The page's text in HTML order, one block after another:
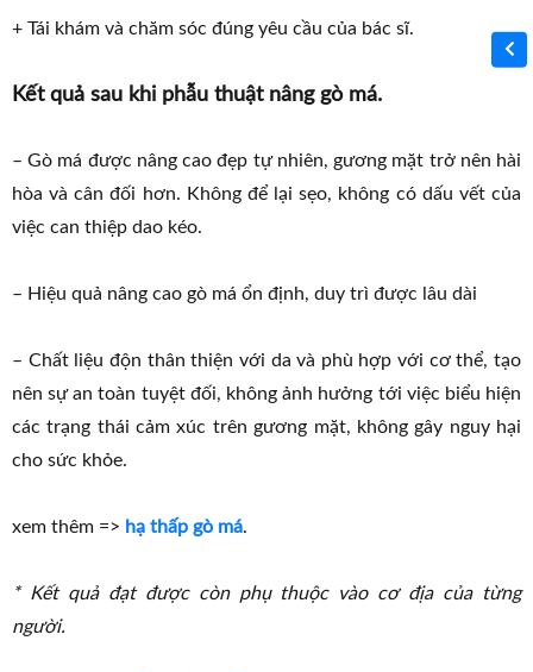
+ Tái khám và chăm sóc đúng yêu cầu của bác sĩ.
Kết quả sau khi phẫu thuật nâng gò má.
– Gò má được nâng cao đẹp tự nhiên, gương mặt trở nên hài
hòa và cân đối hơn. Không để lại sẹo, không có dấu vết của
việc can thiệp dao kéo.
– Hiệu quả nâng cao gò má ổn định, duy trì được lâu dài
– Chất liệu độn thân thiện với da và phù hợp với cơ thể, tạo
nên sự an toàn tuyệt đối, không ảnh hưởng tới việc biểu hiện
các trạng thái cảm xúc trên gương mặt, không gây nguy hại
cho sức khỏe.
xem thêm => hạ thấp gò má.
* Kết quả đạt được còn phụ thuộc vào cơ địa của từng
người.